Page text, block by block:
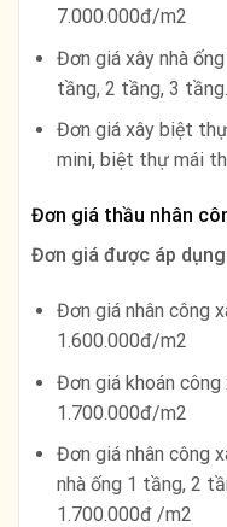
7.000.000đ/m2
Đơn giá xây nhà
tầng, 2 tầng, 3
Đơn giá xây biệt
mini, biệt thự mái
Đơn giá thầu nhân
Đơn giá được áp
Đơn giá nhân công
1.600.000đ/m2
Đơn giá khoán
1.700.000đ/m2
Đơn giá nhân công
nhà ống 1 tầng, 2
1.700.000đ /m2